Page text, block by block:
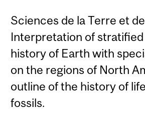
Sciences de la Terre et
Interpretation of stratified
history of Earth with
on the regions of North
outline of the history of
fossils.